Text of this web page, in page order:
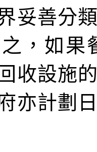
妥善分
，如果
收設施
亦計劃